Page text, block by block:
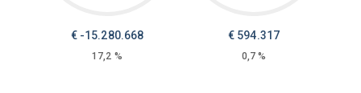
€ -15.280.668
17,2 %
€ 594.317
0,7 %